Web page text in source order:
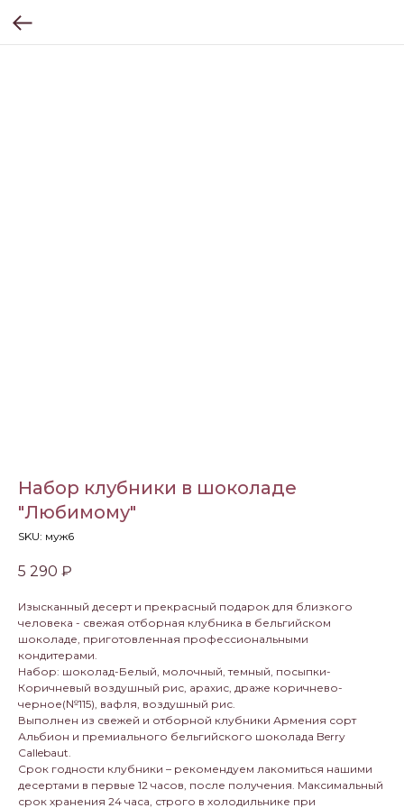
Набор клубники в шоколаде
"Любимому"
SKU: муж6
5 290 ₽
Изысканный десерт и прекрасный подарок для близкого
человека - свежая отборная клубника в бельгийском
шоколаде, приготовленная профессиональными
кондитерами.
Набор: шоколад-Белый, молочный, темный, посыпки-
Коричневый воздушный рис, арахис, драже коричнево-
черное(№115), вафля, воздушный рис.
Выполнен из свежей и отборной клубники Армения сорт
Альбион и премиального бельгийского шоколада Berry
Callebaut.
Срок годности клубники – рекомендуем лакомиться нашими
десертами в первые 12 часов, после получения. Максимальный
срок хранения 24 часа, строго в холодильнике при